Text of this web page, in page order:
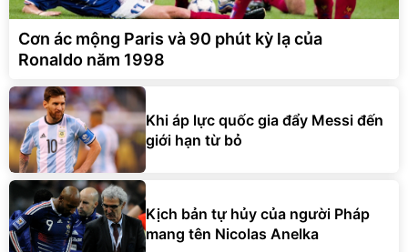
Cơn ác mộng Paris và 90 phút kỳ lạ của
Ronaldo năm 1998
Khi áp lực quốc gia đẩy Messi đến
giới hạn từ bỏ
Kịch bản tự hủy của người Pháp
mang tên Nicolas Anelka